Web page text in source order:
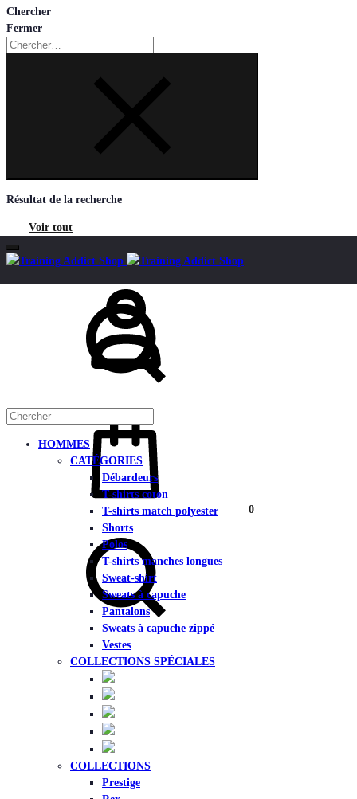
Chercher
Fermer
Chercher
Résultat de la recherche
Voir tout
0
HOMMES
CATÉGORIES
Débardeurs
T-shirts coton
T-shirts match polyester
Shorts
Polos
T-shirts manches longues
Sweat-shirt
Sweats à capuche
Pantalons
Sweats à capuche zippé
Vestes
COLLECTIONS SPÉCIALES
COLLECTIONS
Prestige